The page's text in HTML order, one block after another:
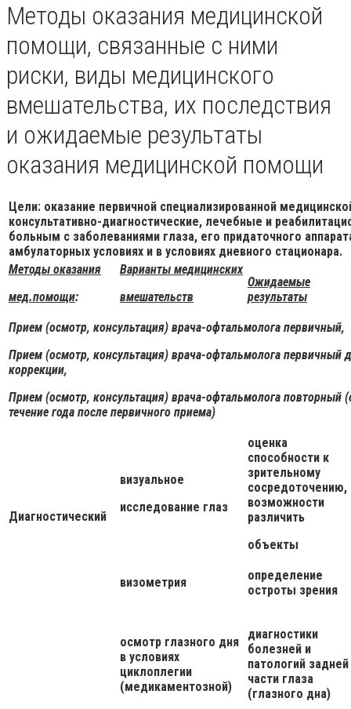
Методы оказания медицинской
помощи, связанные с ними
риски, виды медицинского
вмешательства, их последствия
и ожидаемые результаты
оказания медицинской помощи
Цели: оказание первичной специализированной
консультативно-диагностические, лечебные и
больным с заболеваниями глаза, его придаточного
амбулаторных условиях и в условиях дневного стационара.
Методы оказания
мед.помощи:
Варианты медицинских
вмешательств
Ожидаемые
результаты
Прием (осмотр, консультация) врача-офтальмолога первичный,
Прием (осмотр, консультация) врача-офтальмолога первичный
коррекции,
Прием (осмотр, консультация) врача-офтальмолога повторный
течение года после первичного приема)
Диагностический
визуальное
исследование глаз
оценка
способности к
зрительному
сосредоточению,
возможности
различить
объекты
визометрия
определение
остроты зрения
осмотр глазного дня
в условиях
циклоплегии
(медикаментозной)
диагностики
болезней и
патологий задней
части глаза
(глазного дна)